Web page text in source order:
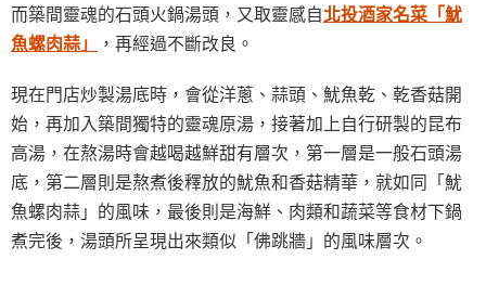
而築間靈魂的石頭火鍋湯頭，又取靈感自北投酒家名菜「魷
魚螺肉蒜」
，再經過不斷改良。
現在門店炒製湯底時，會從洋蔥、蒜頭、魷魚乾、乾香菇開
始，再加入築間獨特的靈魂原湯，接著加上自行研製的昆布
高湯，在熬湯時會越喝越鮮甜有層次，第一層是一般石頭湯
底，第二層則是熬煮後釋放的魷魚和香菇精華，就如同「魷
魚螺肉蒜」的風味，最後則是海鮮、肉類和蔬菜等食材下鍋
煮完後，湯頭所呈現出來類似「佛跳牆」的風味層次。